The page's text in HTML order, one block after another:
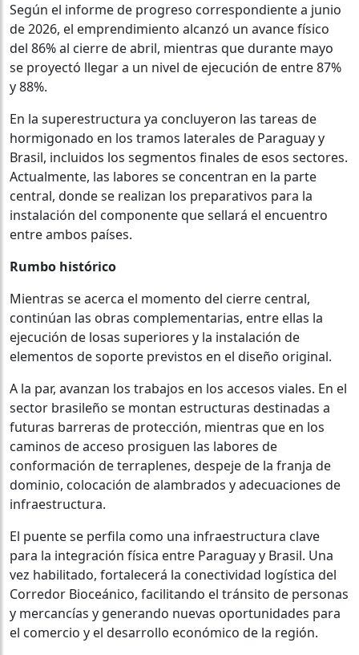
Según el informe de progreso correspondiente a junio
de 2026, el emprendimiento alcanzó un avance físico
del 86% al cierre de abril, mientras que durante mayo
se proyectó llegar a un nivel de ejecución de entre 87%
y 88%.
En la superestructura ya concluyeron las tareas de
hormigonado en los tramos laterales de Paraguay y
Brasil, incluidos los segmentos finales de esos sectores.
Actualmente, las labores se concentran en la parte
central, donde se realizan los preparativos para la
instalación del componente que sellará el encuentro
entre ambos países.
Rumbo histórico
Mientras se acerca el momento del cierre central,
continúan las obras complementarias, entre ellas la
ejecución de losas superiores y la instalación de
elementos de soporte previstos en el diseño original.
A la par, avanzan los trabajos en los accesos viales. En el
sector brasileño se montan estructuras destinadas a
futuras barreras de protección, mientras que en los
caminos de acceso prosiguen las labores de
conformación de terraplenes, despeje de la franja de
dominio, colocación de alambrados y adecuaciones de
infraestructura.
El puente se perfila como una infraestructura clave
para la integración física entre Paraguay y Brasil. Una
vez habilitado, fortalecerá la conectividad logística del
Corredor Bioceánico, facilitando el tránsito de personas
y mercancías y generando nuevas oportunidades para
el comercio y el desarrollo económico de la región.